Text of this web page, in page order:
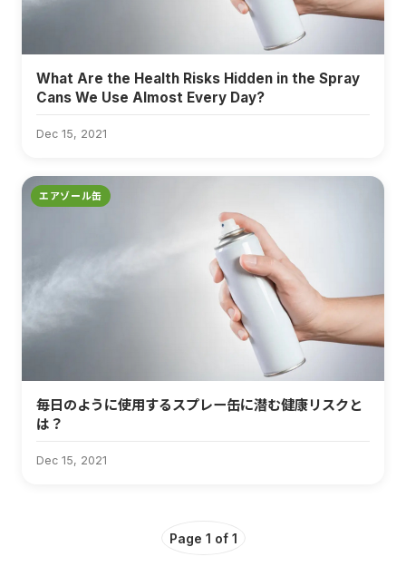
What Are the Health Risks Hidden in the Spray
Cans We Use Almost Every Day?
Dec 15, 2021
エアゾール缶
毎日のように使用するスプレー缶に潜む健康リスクと
は？
Dec 15, 2021
Page 1 of 1